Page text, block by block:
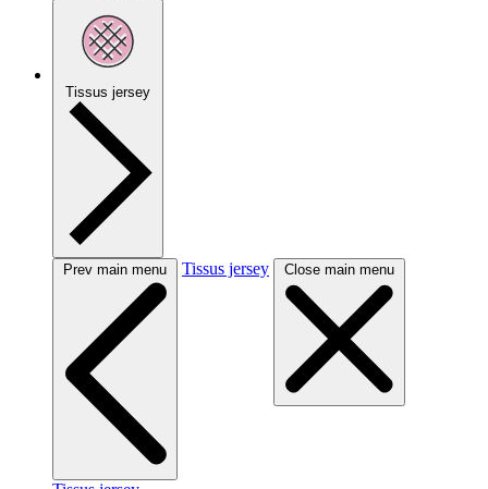
Tissus jersey
Prev main menu Tissus jersey Close main menu